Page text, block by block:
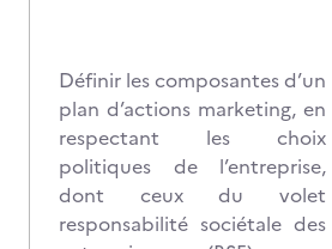
Définir les composantes d’un
plan d’actions marketing, en
respectant les choix
politiques de l’entreprise,
dont ceux du volet
responsabilité sociétale des